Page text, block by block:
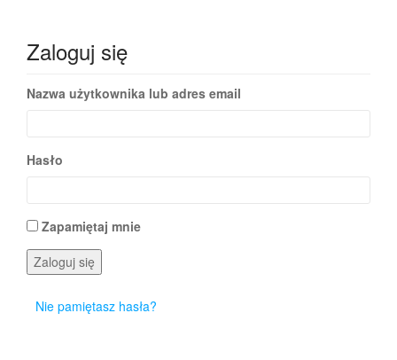
Zaloguj się
Nazwa użytkownika lub adres email
Hasło
Zapamiętaj mnie
Zaloguj się
Nie pamiętasz hasła?